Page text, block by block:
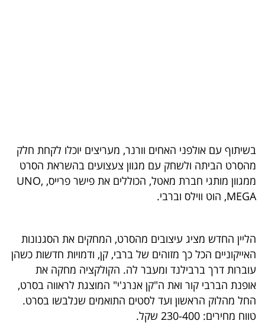
5
המילון
הכלכלי
40
UNDER
40
בשיתוף עם אולפני האחים וורנר, מעריצים יוכלו לקחת חלק
מהסרט הביתה ולשחק עם מגוון צעצועים בהשראת הסרט
ממגוון מותגי חברת מאטל, הכוללים את פישר פרייס, UNO,
MEGA, הוט ווילס וברבי.
הליין החדש מציג עיצובים מהסרט, המחקים את הסגנונות
האייקוניים הכל כך מזוהים של ברבי, קן, ודמויות חדשות כשהן
עוברות דרך ברבילנד ומעבר לה. הקולקציה מחקה את
אופנת הברבי קור ואת ה"קן אנרג'י" המוצגת לראווה בסרט,
החל מהלוק הראשון ועד לסטים התואמים שנלבשו בסרט.
טווח מחירים: 230-400 שקל.